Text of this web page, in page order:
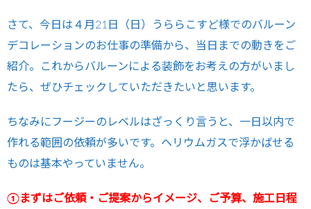
さて、今日は４月21日（日）うららこすど様でのバルーン
デコレーションのお仕事の準備から、当日までの動きをご
紹介。これからバルーンによる装飾をお考えの方がいまし
たら、ぜひチェックしていただきたいと思います。
ちなみにフージーのレベルはざっくり言うと、一日以内で
作れる範囲の依頼が多いです。ヘリウムガスで浮かばせる
ものは基本やっていません。
①まずはご依頼・ご提案からイメージ、ご予算、施工日程